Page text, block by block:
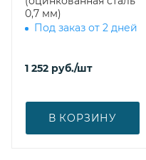
0,7 мм)
Под заказ от 2 дней
1 252 руб./шт
В КОРЗИНУ